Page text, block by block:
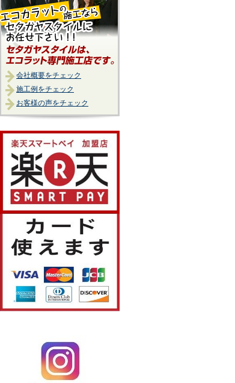
会社概要をチェック
施工例をチェック
お客様の声をチェック